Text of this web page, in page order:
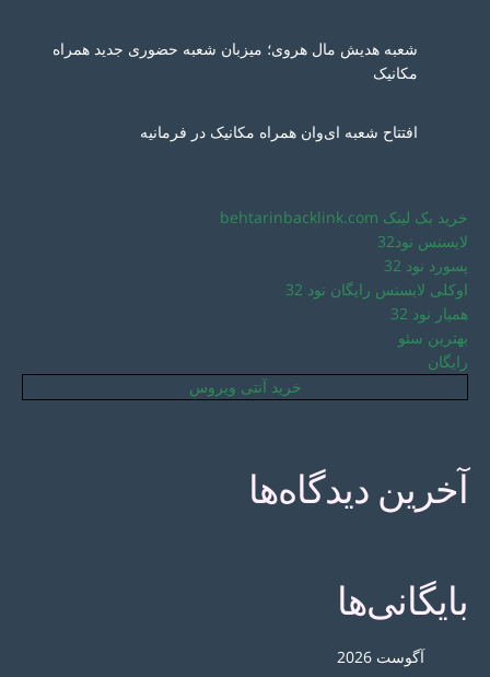
شعبه هدیش مال هروی؛ میزبان شعبه حضوری جدید همراه
مکانیک
افتتاح شعبه ای‌وان همراه مکانیک در فرمانیه
خرید بک لینک behtarinbacklink.com
لایسنس نود32
پسورد نود 32
اوکلی لایسنس رایگان نود 32
همیار نود 32
بهترین سئو
رایگان
خرید آنتی ویروس
آخرین دیدگاه‌ها
بایگانی‌ها
آگوست 2026